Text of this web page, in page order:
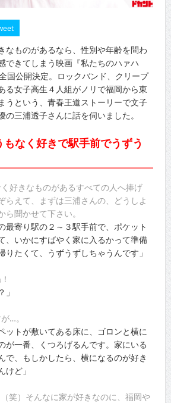
なものがあるなら、性別や年齢を問わ
できてしまう映画『私たちのハァハ
国公開決定。ロックバンド、クリープ
る女子高生４人組がノリで福岡から東
うという、青春王道ストーリーで文子
の三浦透子さんに話を伺いました。
なく好きで駅手前でうずう
好きなものがあるすべての人へ捧げ
らえて、まずは三浦さんの、どうしよ
ら聞かせて下さい。
最寄り駅の２～３駅手前で、ポケット
、いかにすばやく家に入るかって準備
りたくて、うずうずしちゃうんです」
」
…。
ットが敷いてある床に、ゴロンと横に
が一番、くつろげるんです。家にいる
で、もしかしたら、横になるのが好き
けど」
笑）そんなに家が好きなのに、福岡や